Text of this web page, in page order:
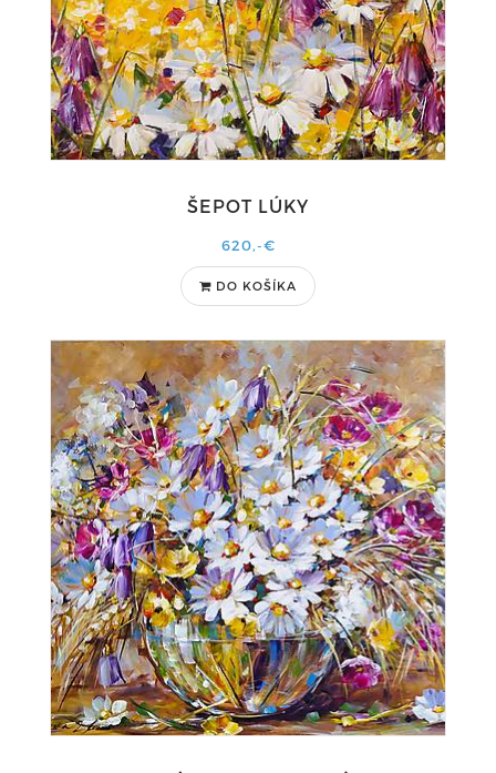
ŠEPOT LÚKY
620,-€
DO KOŠÍKA